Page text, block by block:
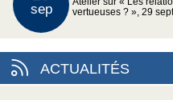
sep
vertueuses ? », 29
ACTUALITÉS